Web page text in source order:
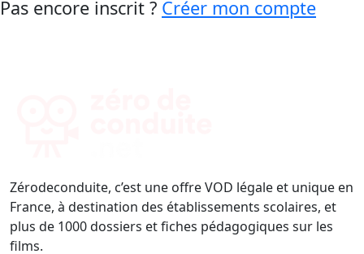
Pas encore inscrit ? Créer mon compte
Zérodeconduite, c’est une offre VOD légale et unique en
France, à destination des établissements scolaires, et
plus de 1000 dossiers et fiches pédagogiques sur les
films.